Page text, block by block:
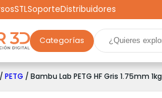
STLSoporteDistribuidores
Categorías
Impresoras 3D Filamentos Resinas
Scooters Drones Realidad Virtual
/ PETG / Bambu Lab PETG HF Gris 1.75mm 1kg